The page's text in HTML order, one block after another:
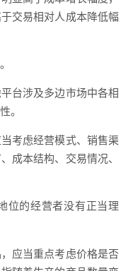
交易相对人成本降低幅
台涉及多边市场中各相
。
考虑经营模式、销售渠
成本结构、交易情况、
位的经营者没有正当理
应当重点考虑价格是否